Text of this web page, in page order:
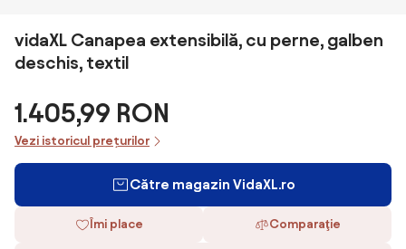
vidaXL Canapea extensibilă, cu perne, galben
deschis, textil
1.405,99 RON
Vezi istoricul prețurilor
Către magazin VidaXL.ro
Îmi place Comparaţie